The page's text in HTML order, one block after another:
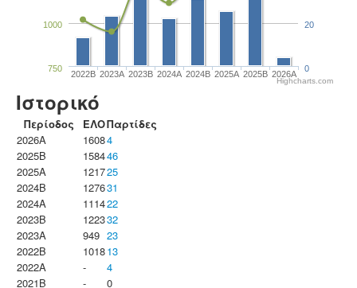
2022B 2023Α 2023B 2024A 2024B 2025A 2025B 2026A
1000
750 0
20
Highcharts.com
Ιστορικό
Περίοδος ΕΛΟΠαρτίδες
2026A
16084
2025B
158446
2025A
121725
2024B
127631
2024A
111422
2023B
122332
2023Α
949 23
2022B
101813
2022A
-
4
2021B
- 0